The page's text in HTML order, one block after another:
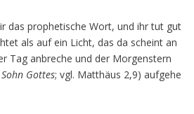
das prophetische Wort, und ihr tut gut
als auf ein Licht, das da scheint an
Tag anbreche und der Morgenstern
Gottes; vgl. Matthäus 2,9) aufgehe